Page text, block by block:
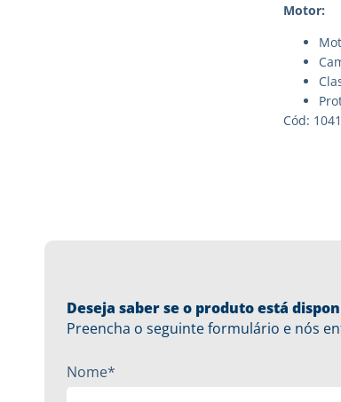
Motor:
Cód:
Deseja saber se o produto está
Preencha o seguinte formulário e nós
Nome*